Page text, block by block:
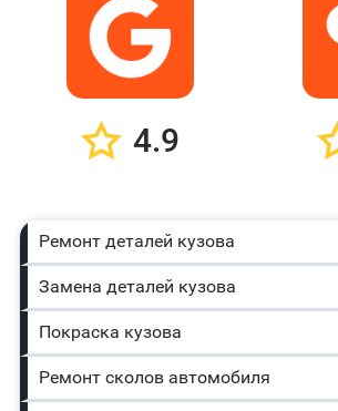
4.9
Ремонт деталей кузова
Замена деталей кузова
Покраска кузова
Ремонт сколов автомобиля